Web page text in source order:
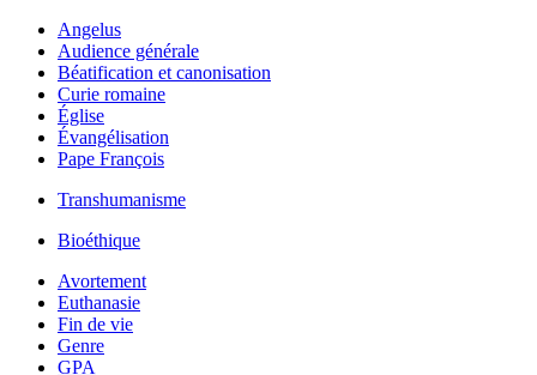
Angelus
Audience générale
Béatification et canonisation
Curie romaine
Église
Évangélisation
Pape François
Transhumanisme
Bioéthique
Avortement
Euthanasie
Fin de vie
Genre
GPA